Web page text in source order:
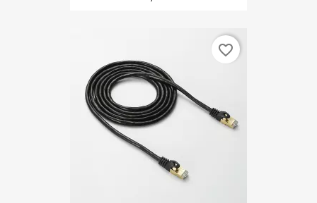
favorite_border